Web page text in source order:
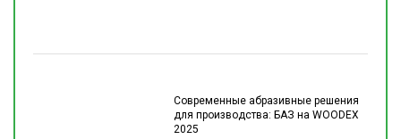
Современные абразивные решения
для производства: БАЗ на WOODEX
2025